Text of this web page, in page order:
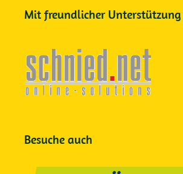
Mit freundlicher
Besuche auch